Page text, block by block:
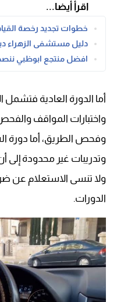
اقرأ أيضا...
خطوات تجديد رخصة
دليل مستشفى الزهراء
افضل منتجع ابوظبي
أما الدورة العادية فتشمل
واختبارات المواقف
وفحص الطريق، أما دورة
وتدريبات غير محدودة إلى
ولا تنسى الاستعلام عن
الدورات.